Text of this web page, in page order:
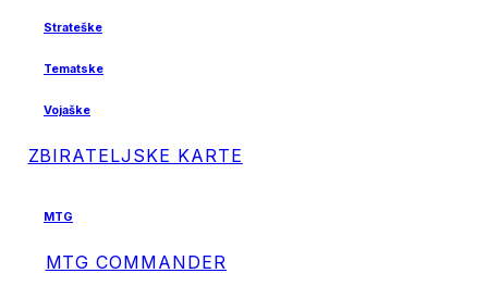
Strateške
Tematske
Vojaške
ZBIRATELJSKE KARTE
MTG
MTG COMMANDER